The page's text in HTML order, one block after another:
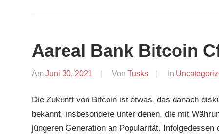
Aareal Bank Bitcoin
Am Juni 30, 2021 Von Tusks In
Die Zukunft von Bitcoin ist etwas, das danach
bekannt, insbesondere unter denen, die mit
jüngeren Generation an Popularität.